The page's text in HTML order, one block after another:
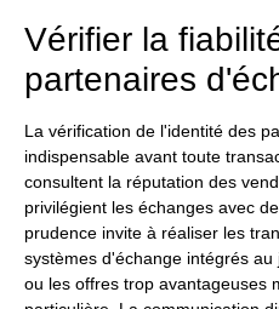
Vérifier la
partenaires
La vérification de l'identité des
indispensable avant toute
consultent la réputation des
privilégient les échanges avec
prudence invite à réaliser les
systèmes d'échange intégrés
ou les offres trop avantageuses